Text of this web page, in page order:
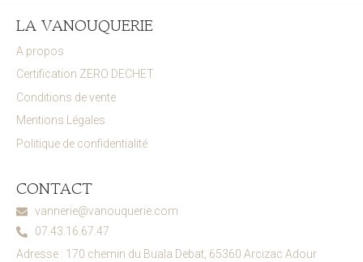
LA VANOUQUERIE
A propos
Certification ZERO DECHET
Conditions de vente
Mentions Légales
Politique de confidentialité
CONTACT
vannerie@vanouquerie.com
07.43.16.67.47
Adresse : 170 chemin du Buala Debat, 65360 Arcizac Adour